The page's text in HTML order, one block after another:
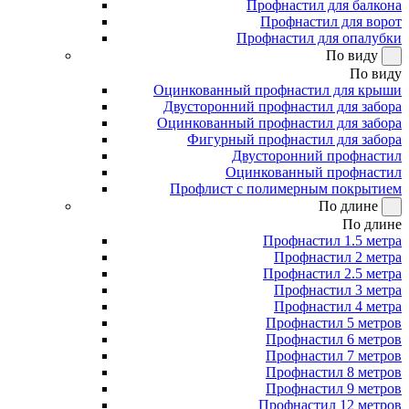
Профнастил для балкона
Профнастил для ворот
Профнастил для опалубки
По виду
По виду
Оцинкованный профнастил для крыши
Двусторонний профнастил для забора
Оцинкованный профнастил для забора
Фигурный профнастил для забора
Двусторонний профнастил
Оцинкованный профнастил
Профлист с полимерным покрытием
По длине
По длине
Профнастил 1.5 метра
Профнастил 2 метра
Профнастил 2.5 метра
Профнастил 3 метра
Профнастил 4 метра
Профнастил 5 метров
Профнастил 6 метров
Профнастил 7 метров
Профнастил 8 метров
Профнастил 9 метров
Профнастил 12 метров